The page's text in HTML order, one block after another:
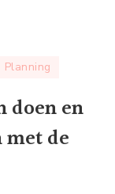
Planning
doen en
de